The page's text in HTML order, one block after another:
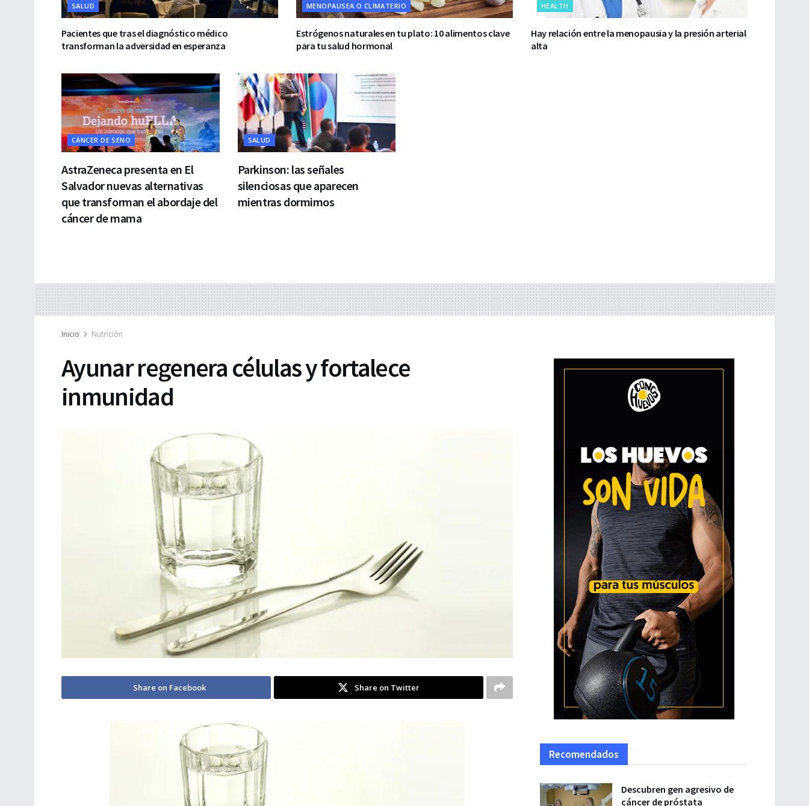
SALUD
Pacientes que tras el diagnóstico médico
transforman la adversidad en esperanza
MENOPAUSEA O CLIMATERIO
Estrógenos naturales en tu plato: 10 alimentos clave
para tu salud hormonal
HEALTH
Hay relación entre la menopausia y la presión arterial
alta
CÁNCER DE SENO
AstraZeneca presenta en El
Salvador nuevas alternativas
que transforman el abordaje del
cáncer de mama
SALUD
Parkinson: las señales
silenciosas que aparecen
mientras dormimos
Inicio Nutrición
Ayunar regenera células y fortalece
inmunidad
Share on Facebook Share on Twitter
Recomendados
Descubren gen agresivo de
cáncer de próstata